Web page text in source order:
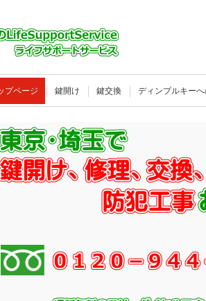
プページ 鍵開け 鍵交換 ディンプルキー